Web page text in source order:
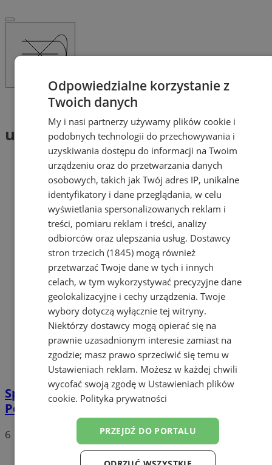
Tag: uzależnienia
uzależnienia (2)
Spotkanie nauczycieli z przedstawicielem
Policji w Żorach – temat uzależnień
6
Odpowiedzialne korzystanie z
Twoich danych
My i nasi partnerzy używamy plików cookie i
podobnych technologii do przechowywania i
uzyskiwania dostępu do informacji na Twoim
urządzeniu oraz do przetwarzania danych
osobowych, takich jak Twój adres IP, unikalne
identyfikatory i dane przeglądania, w celu
wyświetlania spersonalizowanych reklam i
treści, pomiaru reklam i treści, analizy
odbiorców oraz ulepszania usług. Dostawcy
stron trzecich (1845) mogą również
przetwarzać Twoje dane w tych i innych
celach, w tym wykorzystywać precyzyjne dane
geolokalizacyjne i cechy urządzenia. Twoje
wybory dotyczą wyłącznie tej witryny.
Niektórzy dostawcy mogą opierać się na
prawnie uzasadnionym interesie zamiast na
zgodzie; masz prawo sprzeciwić się temu w
Ustawieniach reklam. Możesz w każdej chwili
wycofać swoją zgodę w Ustawieniach plików
cookie. Polityka prywatności
PRZEJDŹ DO PORTALU